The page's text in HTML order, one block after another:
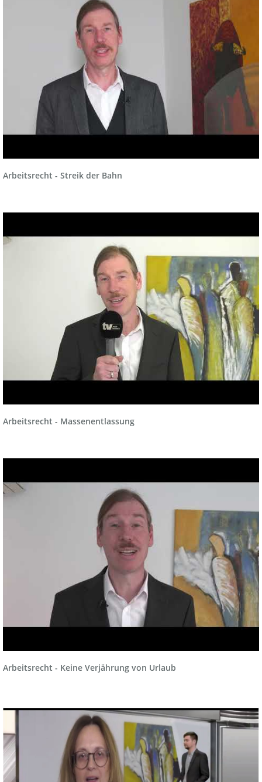
Recht der Finanzmakler und Versicherungsmakler
Sozialversicherungsrecht und Betriebsprüfungen
Verkehrsrecht, Ordnungswidrigkeiten und Strafrecht
Versicherungsrecht
Arbeitsrecht - Streik der Bahn
Arbeitsrecht - Massenentlassung
Arbeitsrecht - Keine Verjährung von Urlaub